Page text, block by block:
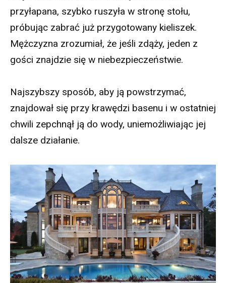
przyłapana, szybko ruszyła w stronę stołu,
próbując zabrać już przygotowany kieliszek.
Mężczyzna zrozumiał, że jeśli zdąży, jeden z
gości znajdzie się w niebezpieczeństwie.
Najszybszy sposób, aby ją powstrzymać,
znajdował się przy krawędzi basenu i w ostatniej
chwili zepchnął ją do wody, uniemożliwiając jej
dalsze działanie.